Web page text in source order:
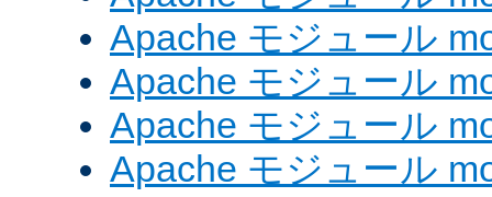
Apache モジュール
Apache モジュール
Apache モジュール
Apache モジュール